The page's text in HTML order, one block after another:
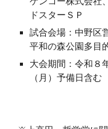
ドスターＳＰ
試合会場：中野区
平和の森公園多目
大会期間：令和 ８
（月）予備日含む